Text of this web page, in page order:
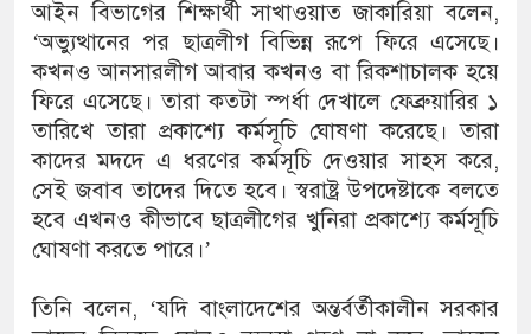
আইন বিভাগের শিক্ষার্থী সাখাওয়াত জাকারিয়া বলেন,
‘অভ্যুত্থানের পর ছাত্রলীগ বিভিন্ন রূপে ফিরে এসেছে।
কখনও আনসারলীগ আবার কখনও বা রিকশাচালক হয়ে
ফিরে এসেছে। তারা কতটা স্পর্ধা দেখালে ফেব্রুয়ারির ১
তারিখে তারা প্রকাশ্যে কর্মসূচি ঘোষণা করেছে। তারা
কাদের মদদে এ ধরণের কর্মসূচি দেওয়ার সাহস করে,
সেই জবাব তাদের দিতে হবে। স্বরাষ্ট্র উপদেষ্টাকে বলতে
হবে এখনও কীভাবে ছাত্রলীগের খুনিরা প্রকাশ্যে কর্মসূচি
ঘোষণা করতে পারে।’
তিনি বলেন, ‘যদি বাংলাদেশের অন্তর্বর্তীকালীন সরকার